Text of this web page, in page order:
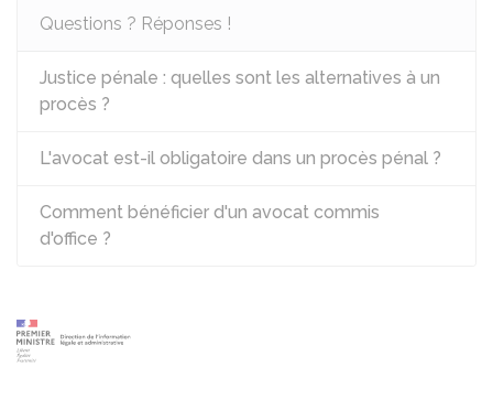
Questions ? Réponses !
Justice pénale : quelles sont les alternatives à un
procès ?
L'avocat est-il obligatoire dans un procès pénal ?
Comment bénéficier d'un avocat commis
d'office ?